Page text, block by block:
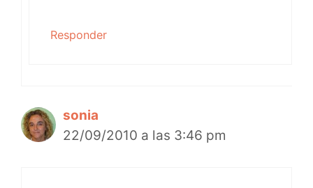
Responder
sonia
22/09/2010 a las 3:46 pm